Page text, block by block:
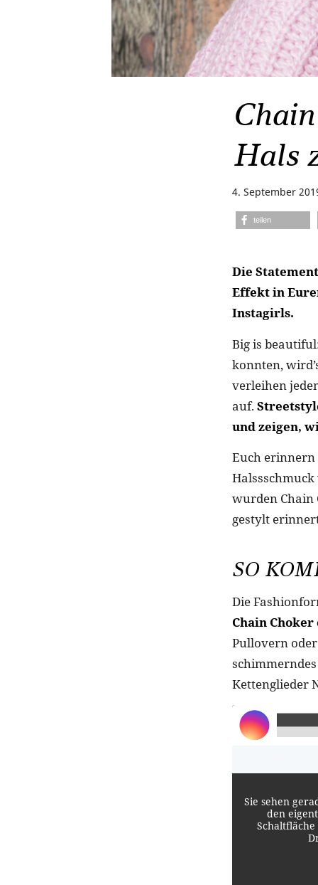
Hals
4. September
teilen
Die
Effekt in
Instagirls.
Big is
konnten,
verleihen
auf.
und zeigen,
Euch erinnern
wurden Chain
gestylt
SO
Die
Chain
Pullovern
Kettenglieder
Sie sehen
den